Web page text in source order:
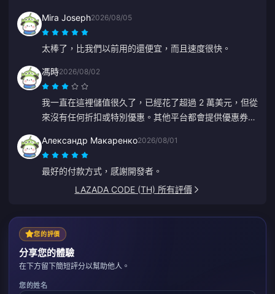
Mira Joseph2026/08/05
太棒了，比我們以前用的還便宜，而且速度很快。
馮時2026/08/02
我一直在這裡儲值很久了，已經花了超過 2 萬美元，但從
來沒有任何折扣或特別優惠。其他平台都會提供優惠券或
Александр Макаренко2026/08/01
最好的付款方式，感謝開發者。
LAZADA CODE (TH) 所有評價
您的評價
分享您的體驗
在下方留下簡短評分以幫助他人。
您的姓名